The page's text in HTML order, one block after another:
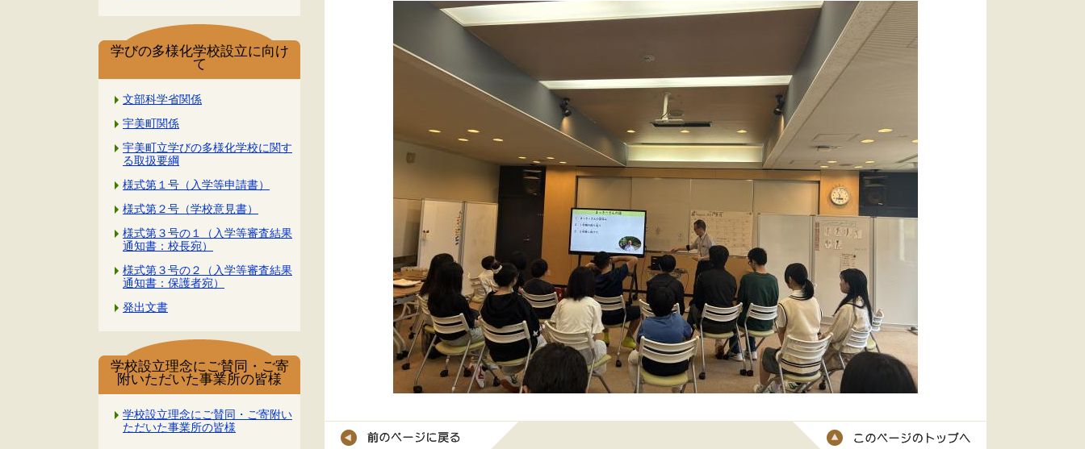
学びの多様化学校設立に向け
て
文部科学省関係
宇美町関係
宇美町立学びの多様化学校に関す
る取扱要綱
様式第１号（入学等申請書）
様式第２号（学校意見書）
様式第３号の１（入学等審査結果
通知書：校長宛）
様式第３号の２（入学等審査結果
通知書：保護者宛）
発出文書
学校設立理念にご賛同・ご寄
附いただいた事業所の皆様
学校設立理念にご賛同・ご寄附い
ただいた事業所の皆様